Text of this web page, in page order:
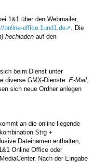
1&1 über den Webmailer,
online-office.1und1.de
. Die
hochladen auf den
beim Dienst unter
diverse GMX-Dienste: E-Mail,
sich neue Ordner anlegen
an die online liegende
Strg +
Dateinamen enthalten,
Online Office oder
MediaCenter. Nach der Eingabe